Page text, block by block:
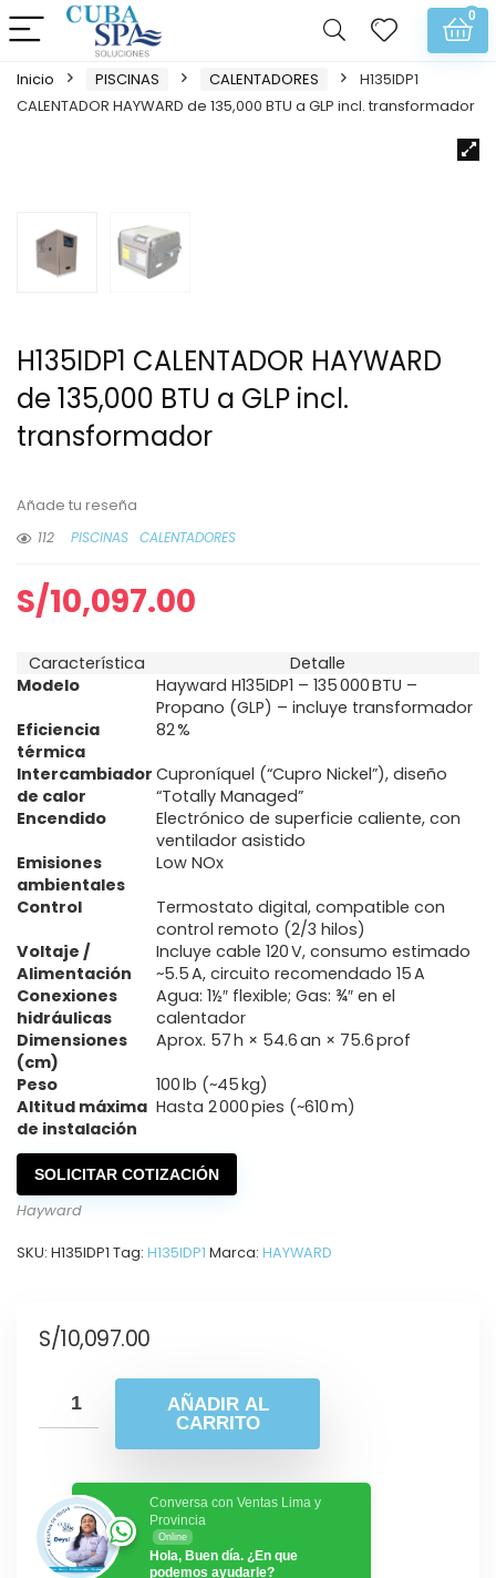
0
Inicio PISCINAS CALENTADORES
H135IDP1
CALENTADOR HAYWARD de 135,000 BTU a GLP incl. transformador
H135IDP1 CALENTADOR HAYWARD
de 135,000 BTU a GLP incl.
transformador
Añade tu reseña
112
PISCINAS CALENTADORES
S/10,097.00
Característica
Detalle
Modelo
Hayward H135IDP1 – 135 000 BTU –
Propano (GLP) – incluye transformador
Eficiencia
térmica
82 %
Intercambiador
de calor
Cuproníquel (“Cupro Nickel”), diseño
“Totally Managed”
Encendido
Electrónico de superficie caliente, con
ventilador asistido
Emisiones
ambientales
Low NOx
Control
Termostato digital, compatible con
control remoto (2/3 hilos)
Voltaje /
Alimentación
Incluye cable 120 V, consumo estimado
~5.5 A, circuito recomendado 15 A
Conexiones
hidráulicas
Agua: 1½″ flexible; Gas: ¾″ en el
calentador
Dimensiones
(cm)
Aprox. 57 h × 54.6 an × 75.6 prof
Peso
100 lb (~45 kg)
Altitud máxima
de instalación
Hasta 2 000 pies (~610 m)
SOLICITAR COTIZACIÓN
Hayward
SKU: H135IDP1 Tag: H135IDP1 Marca: HAYWARD
S/10,097.00
AÑADIR AL
CARRITO
Conversa con Ventas Lima y
Provincia
Online
Hola, Buen día. ¿En que
podemos ayudarle?